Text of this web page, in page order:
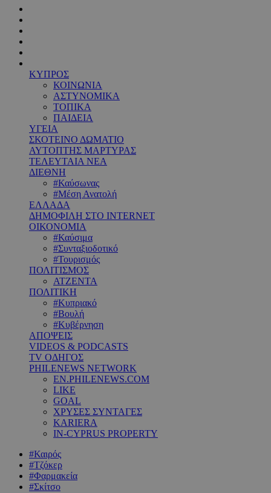
ΚΥΠΡΟΣ
ΚΟΙΝΩΝΙΑ
ΑΣΤΥΝΟΜΙΚΑ
ΤΟΠΙΚΑ
ΠΑΙΔΕΙΑ
ΥΓΕΙΑ
ΣΚΟΤΕΙΝΟ ΔΩΜΑΤΙΟ
ΑΥΤΟΠΤΗΣ ΜΑΡΤΥΡΑΣ
ΤΕΛΕΥΤΑΙΑ ΝΕΑ
ΔΙΕΘΝΗ
#Καύσωνας
#Μέση Ανατολή
ΕΛΛΑΔΑ
ΔΗΜΟΦΙΛΗ ΣΤΟ INTERNET
ΟΙΚΟΝΟΜΙΑ
#Καύσιμα
#Συνταξιοδοτικό
#Τουρισμός
ΠΟΛΙΤΙΣΜΟΣ
ΑΤΖΕΝΤΑ
ΠΟΛΙΤΙΚΗ
#Κυπριακό
#Βουλή
#Κυβέρνηση
ΑΠΟΨΕΙΣ
VIDEOS & PODCASTS
TV ΟΔΗΓΟΣ
PHILENEWS NETWORK
EN.PHILENEWS.COM
LIKE
GOAL
ΧΡΥΣΕΣ ΣΥΝΤΑΓΕΣ
KARIERA
IN-CYPRUS PROPERTY
#Καιρός
#Τζόκερ
#Φαρμακεία
#Σκίτσο